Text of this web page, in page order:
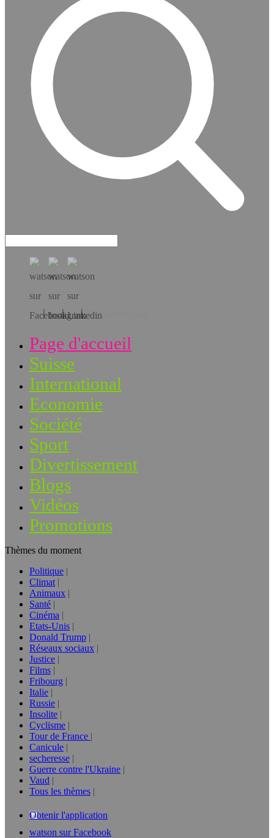
Téléchargez l’app!
Page d'accueil
Suisse
International
Economie
Société
Sport
Divertissement
Blogs
Vidéos
Promotions
Thèmes du moment
Politique
Climat
Animaux
Santé
Cinéma
Etats-Unis
Donald Trump
Réseaux sociaux
Justice
Films
Fribourg
Italie
Russie
Insolite
Cyclisme
Tour de France
Canicule
secheresse
Guerre contre l'Ukraine
Vaud
Tous les thèmes
Obtenir l'application
watson sur Facebook